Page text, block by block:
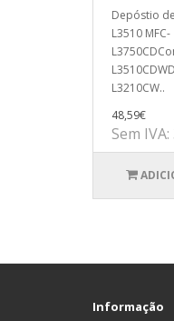
Depóstio
L3510 MFC-
L3210CW..
48,59€
Sem
Informação